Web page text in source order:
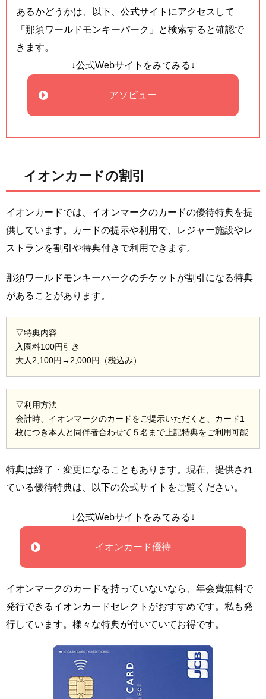
あるかどうかは、以下、公式サイトにアクセスして
「那須ワールドモンキーパーク」と検索すると確認で
きます。
↓公式Webサイトをみてみる↓
アソビュー
イオンカードの割引
イオンカードでは、イオンマークのカードの優待特典を提
供しています。カードの提示や利用で、レジャー施設やレ
ストランを割引や特典付きで利用できます。
那須ワールドモンキーパークのチケットが割引になる特典
があることがあります。
▽特典内容
入園料100円引き
大人2,100円→2,000円（税込み）
▽利用方法
会計時、イオンマークのカードをご提示いただくと、カード1
枚につき本人と同伴者合わせて５名まで上記特典をご利用可能
特典は終了・変更になることもあります。現在、提供され
ている優待特典は、以下の公式サイトをご覧ください。
↓公式Webサイトをみてみる↓
イオンカード優待
イオンマークのカードを持っていないなら、年会費無料で
発行できるイオンカードセレクトがおすすめです。私も発
行しています。様々な特典が付いていてお得です。